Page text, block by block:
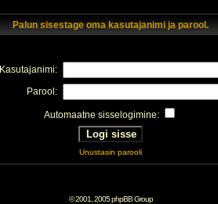
Palun sisestage oma kasutajanimi ja parool.
Kasutajanimi:
Parool:
Automaatne sisselogimine:
Unustasin parooli
© 2001, 2005 phpBB Group